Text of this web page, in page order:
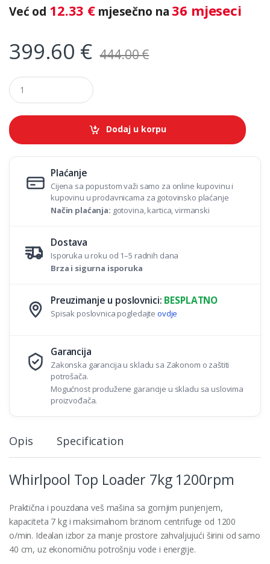
Već od 12.33 € mjesečno na 36 mjeseci
399.60 € 444.00€
Q
u
a
t
i
Dodaj u korpu
Plaćanje
Cijena sa popustom važi samo za online kupovinu i
kupovinu u prodavnicama za gotovinsko plaćanje
Način plaćanja: gotovina, kartica, virmanski
Dostava
Isporuka u roku od 1–5 radnih dana
Brza i sigurna isporuka
Preuzimanje u poslovnici: BESPLATNO
Spisak poslovnica pogledajte ovdje
Garancija
Zakonska garancija u skladu sa Zakonom o zaštiti
potrošača.
Mogućnost produžene garancije u skladu sa uslovima
proizvođača.
Opis Specification
Whirlpool Top Loader 7kg 1200rpm
Praktična i pouzdana veš mašina sa gornjim punjenjem,
kapaciteta 7 kg i maksimalnom brzinom centrifuge od 1200
o/min. Idealan izbor za manje prostore zahvaljujući širini od samo
40 cm, uz ekonomičnu potrošnju vode i energije.